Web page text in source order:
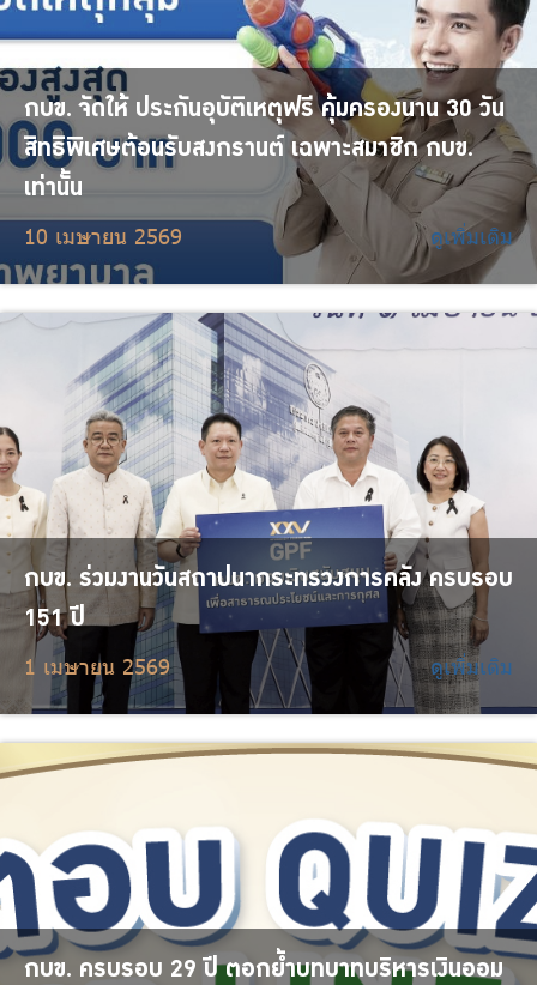
กบข. จัดให้ ประกันอุบัติเหตุฟรี คุ้มครองนาน 30 วัน
สิทธิพิเศษต้อนรับสงกรานต์ เฉพาะสมาชิก กบข.
เท่านั้น
10 เมษายน 2569 ดูเพิ่มเติม
กบข. ร่วมงานวันสถาปนากระทรวงการคลัง ครบรอบ
151 ปี
1 เมษายน 2569 ดูเพิ่มเติม
กบข. ครบรอบ 29 ปี ตอกย้ำบทบาทบริหารเงินออม